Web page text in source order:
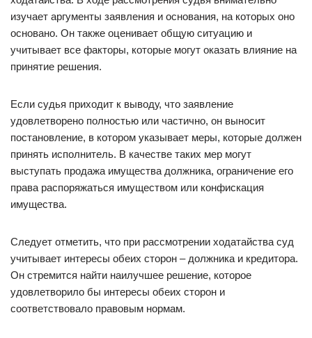
изучает аргументы заявления и основания, на которых оно
основано. Он также оценивает общую ситуацию и
учитывает все факторы, которые могут оказать влияние на
принятие решения.
Если судья приходит к выводу, что заявление
удовлетворено полностью или частично, он выносит
постановление, в котором указывает меры, которые должен
принять исполнитель. В качестве таких мер могут
выступать продажа имущества должника, ограничение его
права распоряжаться имуществом или конфискация
имущества.
Следует отметить, что при рассмотрении ходатайства суд
учитывает интересы обеих сторон – должника и кредитора.
Он стремится найти наилучшее решение, которое
удовлетворило бы интересы обеих сторон и
соответствовало правовым нормам.